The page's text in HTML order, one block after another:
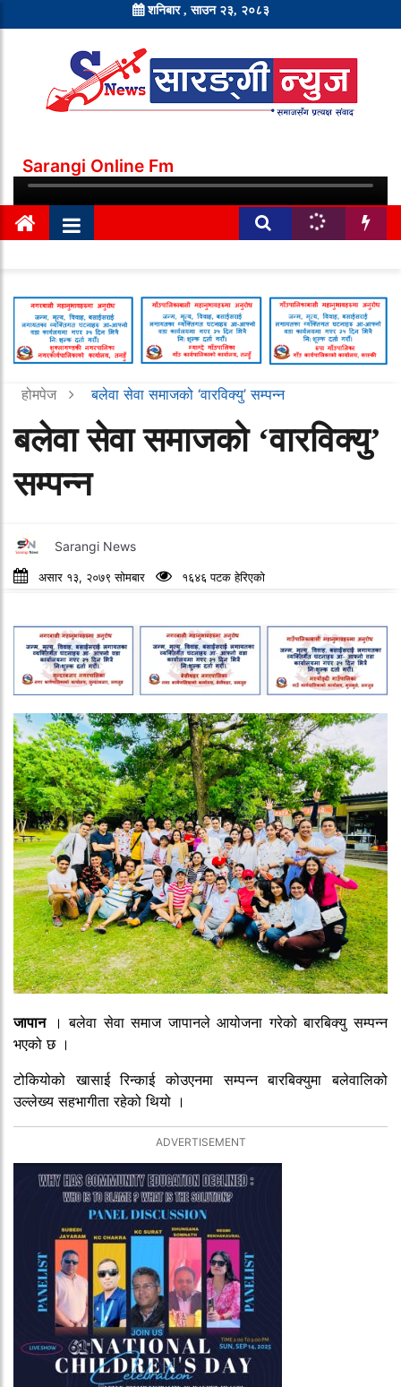
शनिबार , साउन २३, २०८३
Sarangi Online Fm
होमपेज बलेवा सेवा समाजको ‘वारविक्यु’ सम्पन्न
बलेवा सेवा समाजको ‘वारविक्यु’
सम्पन्न
Sarangi News
असार १३, २०७९ सोमबार १६४६ पटक हेरिएको
जापान। बलेवा सेवा समाज जापानले आयोजना गरेको बारबिक्यु सम्पन्न
भएको छ ।
टोकियोको खासाई रिन्काई कोउएनमा सम्पन्न बारबिक्युमा बलेवालिको
उल्लेख्य सहभागीता रहेको थियो ।